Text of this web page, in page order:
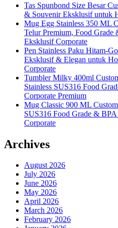
Tas Spunbond Size Besar
& Souvenir Eksklusif untuk
Mug Egg Stainless 350 ML
Telur Premium, Food Grade
Eksklusif Corporate
Pen Stainless Paku Hitam-
Eksklusif & Elegan untuk
Corporate
Tumbler Milky 400ml
Stainless SUS316 Food
Corporate Premium
Mug Classic 900 ML
SUS316 Food Grade &
Corporate
Archives
August 2026
July 2026
June 2026
May 2026
April 2026
March 2026
February 2026